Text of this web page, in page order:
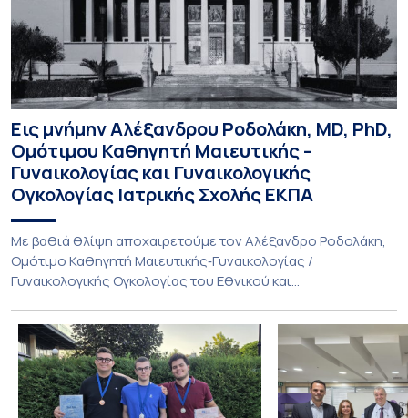
Εις μνήμην Αλέξανδρου Ροδολάκη, MD, PhD,
Ομότιμου Καθηγητή Μαιευτικής –
Γυναικολογίας και Γυναικολογικής
Ογκολογίας Ιατρικής Σχολής ΕΚΠΑ
Με βαθιά θλίψη αποχαιρετούμε τον Αλέξανδρο Ροδολάκη,
Ομότιμο Καθηγητή Μαιευτικής‑Γυναικολογίας /
Γυναικολογικής Ογκολογίας του Εθνικού και
Διευθυντή της Α’ Μαιευτικής και Γυναικολογικής Κλινικής,
στο Νοσοκομείο «Αλεξάνδρα». Η διαδρομή του υπήρξε
συνεχής και ανοδική μέσα στην ίδια Κλινική, την οποία
υπηρέτησε από κάθε θέση: Επιμελητής Β’ Ε.Σ.Υ.
(1997‑2002), Επίκουρος […]